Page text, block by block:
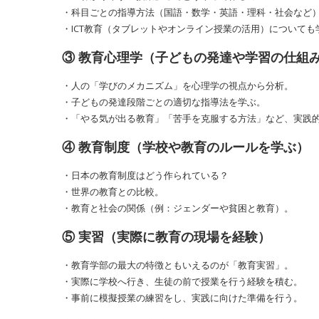
・科目ごとの指導方法（国語・数学・英語・理科・社会など）
・ICT教育（タブレットやオンライン授業の活用）についても
③ 教育心理学（子どもの発達や学習の仕組み
・人の「学びのメカニズム」を心理学の視点から分析。
・子どもの発達段階ごとの適切な指導法を学ぶ。
・「やる気が出る教育」「苦手を克服する方法」など、実践
④ 教育制度（学校や教育のルールを学ぶ）
・日本の教育制度はどう作られている？
・世界の教育との比較。
・教育と社会の関係（例：ジェンダーや貧困と教育）。
⑤ 実習（実際に教育の現場を経験）
・教育学部の最大の特徴ともいえるのが「教育実習」。
・実際に学校へ行き、生徒の前で授業を行う経験を積む。
・事前に模擬授業の練習をし、実践に向けた準備を行う。